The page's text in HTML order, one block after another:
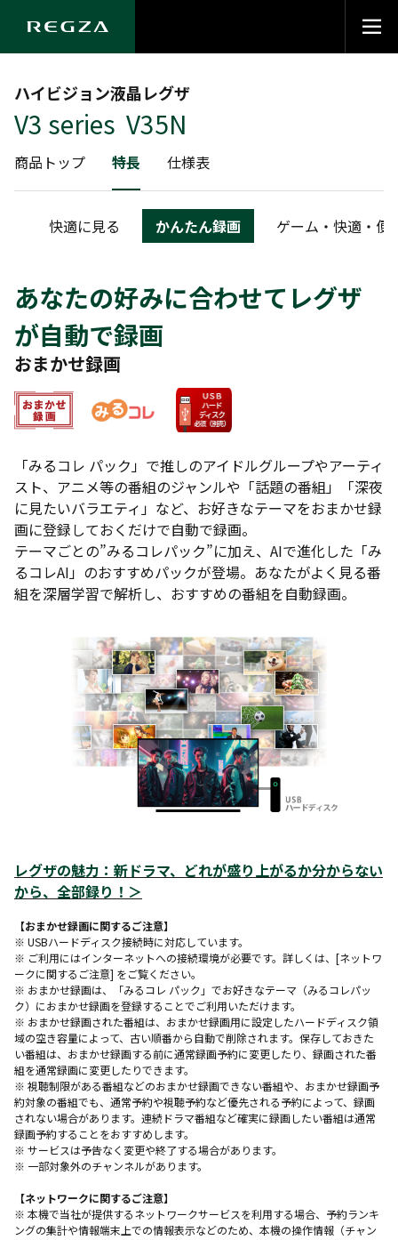
ハイビジョン液晶レグザ
V3 series V35N
商品トップ 特長 仕様表
快適に見る かんたん録画 ゲーム・快適・便
あなたの好みに合わせてレグザ
が自動で録画
おまかせ録画
「みるコレ パック」で推しのアイドルグループやアーティ
スト、アニメ等の番組のジャンルや「話題の番組」「深夜
に見たいバラエティ」など、お好きなテーマをおまかせ録
画に登録しておくだけで自動で録画。
テーマごとの”みるコレパック”に加え、AIで進化した「み
るコレAI」のおすすめパックが登場。あなたがよく見る番
組を深層学習で解析し、おすすめの番組を自動録画。
レグザの魅力： 新ドラマ、どれが盛り上がるか分からない
から、全部録り！ ＞
【おまかせ録画に関するご注意】
※ USBハードディスク接続時に対応しています。
※ ご利用にはインターネットへの接続環境が必要です。詳しくは、[ネットワ
ークに関するご注意] をご覧ください。
※ おまかせ録画は、「みるコレ パック」でお好きなテーマ（みるコレパッ
ク）におまかせ録画を登録することでご利用いただけます。
※ おまかせ録画された番組は、おまかせ録画用に設定したハードディスク領
域の空き容量によって、古い順番から自動で削除されます。保存しておきた
い番組は、おまかせ録画する前に通常録画予約に変更したり、録画された番
組を通常録画に変更したりできます。
※ 視聴制限がある番組などのおまかせ録画できない番組や、おまかせ録画予
約対象の番組でも、通常予約や視聴予約など優先される予約によって、録画
されない場合があります。連続ドラマ番組など確実に録画したい番組は通常
録画予約することをおすすめします。
※ サービスは予告なく変更や終了する場合があります。
※ 一部対象外のチャンネルがあります。
【ネットワークに関するご注意】
※ 本機で当社が提供するネットワークサービスを利用する場合、予約ランキ
ングの集計や情報端末上での情報表示などのため、本機の操作情報（チャン